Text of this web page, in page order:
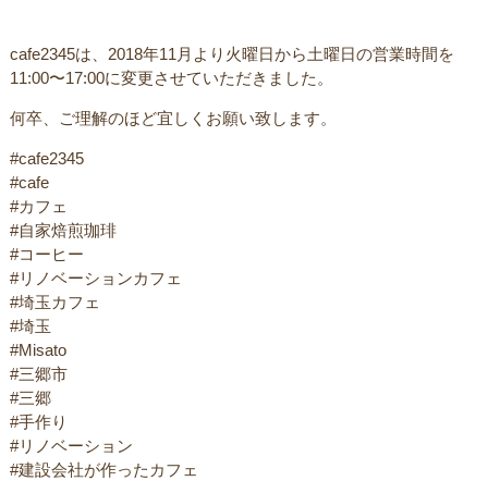
cafe2345は、2018年11月より火曜日から土曜日の営業時間を
11:00〜17:00に変更させていただきました。
何卒、ご理解のほど宜しくお願い致します。
#cafe2345
#cafe
#カフェ
#自家焙煎珈琲
#コーヒー
#リノベーションカフェ
#埼玉カフェ
#埼玉
#Misato
#三郷市
#三郷
#手作り
#リノベーション
#建設会社が作ったカフェ